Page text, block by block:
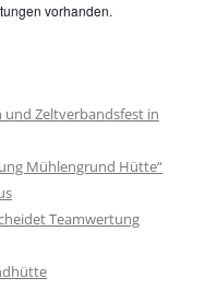
vorhanden.
und Zeltverbandsfest in
Mühlengrund Hütte“
Teamwertung